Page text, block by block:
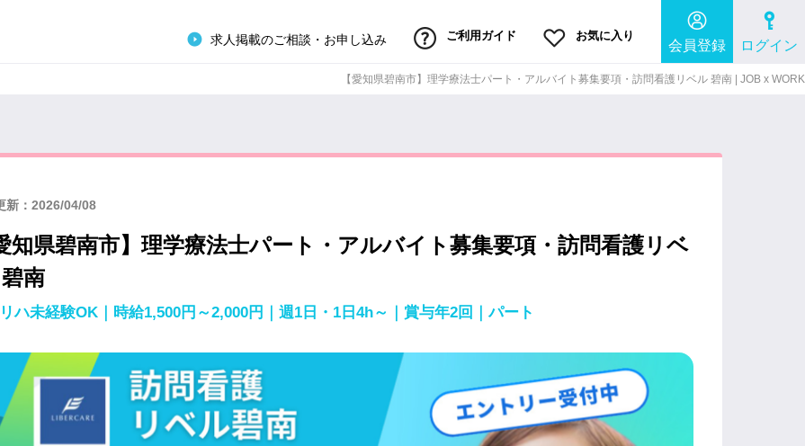
求人掲載のご相談・お申し込み ご利用ガイド お気に入り
会員登録 ログイン
【愛知県碧南市】理学療法士パート・アルバイト募集要項・訪問看護リベル 碧南 | JOB x WORK
新：2026/04/08
知県碧南市】理学療法士パート・アルバイト募集要項・訪問看護リベ
南
ハ未経験OK｜時給1,500円～2,000円｜週1日・1日4h～｜賞与年2回｜パート